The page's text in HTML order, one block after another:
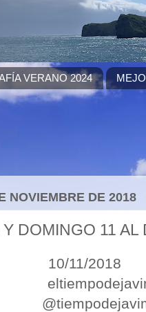
VERANO 2024
NOVIEMBRE DE 2018
DOMINGO 11 AL
11/2018